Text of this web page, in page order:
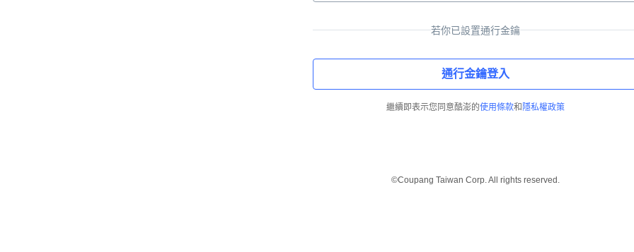
若你已設置通行金鑰
通行金鑰登入
繼續即表示您同意酷澎的使用條款和 隱私權政策
©Coupang Taiwan Corp. All rights reserved.